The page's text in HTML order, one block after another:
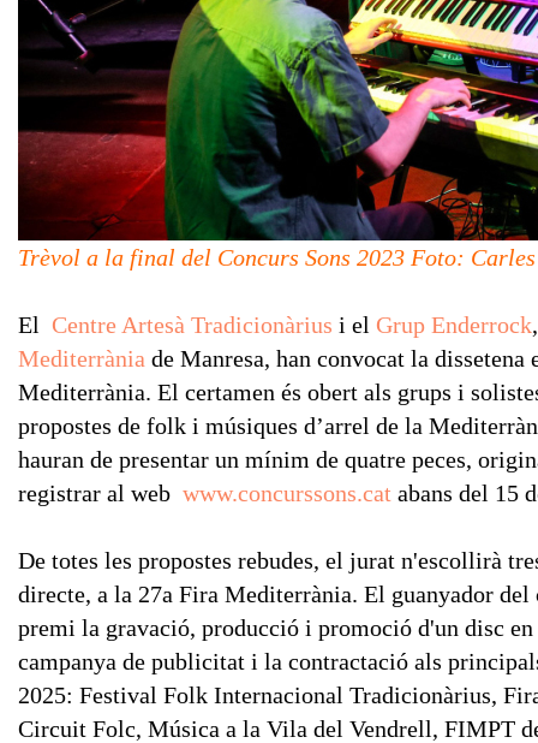
Trèvol a la final del Concurs Sons 2023 Foto:
El Centre Artesà Tradicionàrius i el Grup Enderrock
Mediterrània de Manresa, han convocat la
Mediterrània. El certamen és obert als grups i
propostes de folk i músiques d’arrel de la
hauran de presentar un mínim de quatre peces,
registrar al web www.concurssons.cat abans del 15
De totes les propostes rebudes, el jurat n'escollirà
directe, a la 27a Fira Mediterrània. El guanyador del
premi la gravació, producció i promoció d'un disc
campanya de publicitat i la contractació als
2025: Festival Folk Internacional Tradicionàrius,
Circuit Folc, Música a la Vila del Vendrell, FIMPT